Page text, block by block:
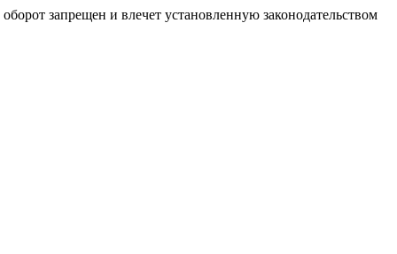
запрещен и влечет установленную законодательством